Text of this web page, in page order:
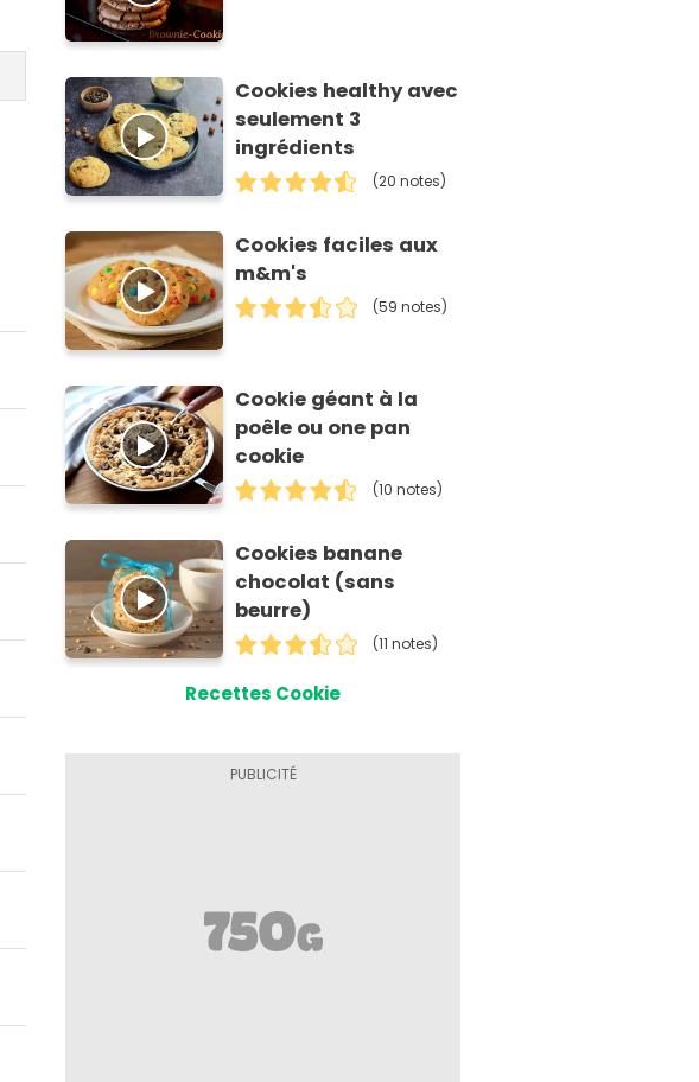
Cookies healthy avec
seulement 3
ingrédients
(20 notes)
Cookies faciles aux
m&m's
(59 notes)
Cookie géant à la
poêle ou one pan
cookie
(10 notes)
Cookies banane
chocolat (sans
beurre)
(11 notes)
Recettes Cookie